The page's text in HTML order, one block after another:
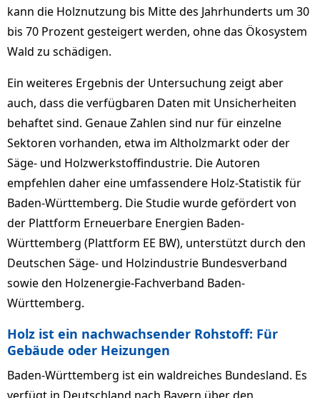
kann die Holznutzung bis Mitte des Jahrhunderts um 30
bis 70 Prozent gesteigert werden, ohne das Ökosystem
Wald zu schädigen.
Ein weiteres Ergebnis der Untersuchung zeigt aber
auch, dass die verfügbaren Daten mit Unsicherheiten
behaftet sind. Genaue Zahlen sind nur für einzelne
Sektoren vorhanden, etwa im Altholzmarkt oder der
Säge- und Holzwerkstoffindustrie. Die Autoren
empfehlen daher eine umfassendere Holz-Statistik für
Baden-Württemberg. Die Studie wurde gefördert von
der Plattform Erneuerbare Energien Baden-
Württemberg (Plattform EE BW), unterstützt durch den
Deutschen Säge- und Holzindustrie Bundesverband
sowie den Holzenergie-Fachverband Baden-
Württemberg.
Holz ist ein nachwachsender Rohstoff: Für
Gebäude oder Heizungen
Baden-Württemberg ist ein waldreiches Bundesland. Es